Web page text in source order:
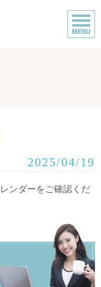
2025/04/19
ンダーをご確認くだ